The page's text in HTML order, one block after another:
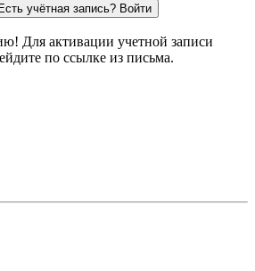
Есть учётная запись? Войти
Для активации учетной записи
по ссылке из письма.